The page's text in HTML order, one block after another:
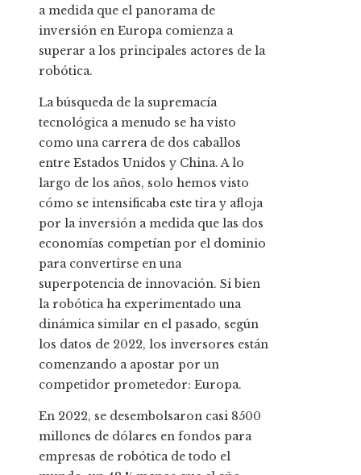
a medida que el panorama de
inversión en Europa comienza a
superar a los principales actores de la
robótica.
La búsqueda de la supremacía
tecnológica a menudo se ha visto
como una carrera de dos caballos
entre Estados Unidos y China. A lo
largo de los años, solo hemos visto
cómo se intensificaba este tira y afloja
por la inversión a medida que las dos
economías competían por el dominio
para convertirse en una
superpotencia de innovación. Si bien
la robótica ha experimentado una
dinámica similar en el pasado, según
los datos de 2022, los inversores están
comenzando a apostar por un
competidor prometedor: Europa.
En 2022, se desembolsaron casi 8500
millones de dólares en fondos para
empresas de robótica de todo el